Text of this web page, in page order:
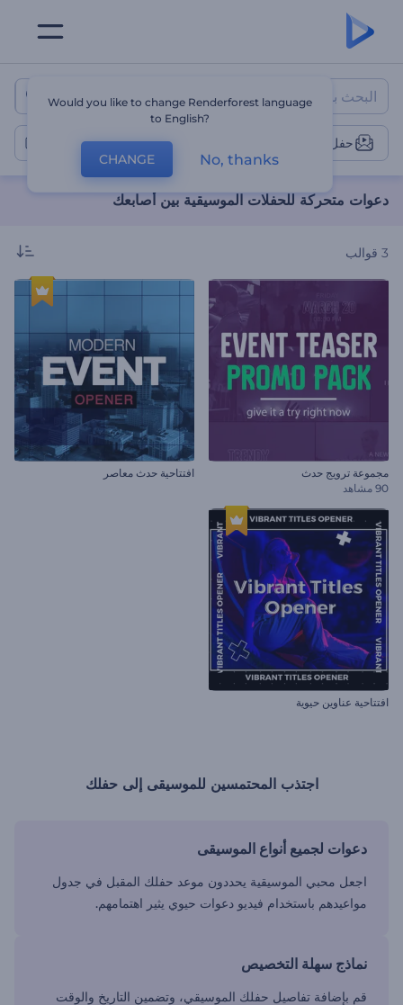
دعوات متحركة للحفلات
حفل موسيقي
دعوات متحركة للحفلات الموسيقية بين أصابعك
3 قوالب
مجموعة ترويج حدث
90 مشاهد
افتتاحية حدث معاصر
افتتاحية عناوين حيوية
اجتذب المحتمسين للموسيقى إلى حفلك
دعوات لجميع أنواع الموسيقى
اجعل محبي الموسيقية يحددون موعد حفلك المقبل في جدول
مواعيدهم باستخدام فيديو دعوات حيوي يثير اهتمامهم.
نماذج سهلة التخصيص
قم بإضافة تفاصيل حفلك الموسيقي، وتضمين التاريخ والوقت
Would you like to change Renderforest language
to English?
CHANGE No, thanks